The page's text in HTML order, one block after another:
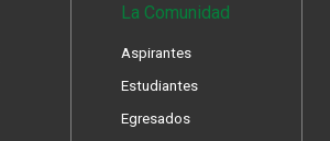
La Comunidad
Aspirantes
Estudiantes
Egresados